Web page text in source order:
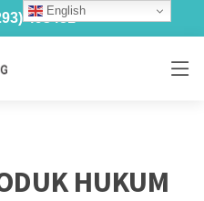
English
493481
HUKUM